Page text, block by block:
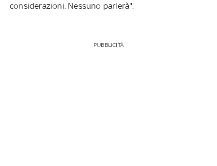
considerazioni. Nessuno parlerà".
PUBBLICITÀ